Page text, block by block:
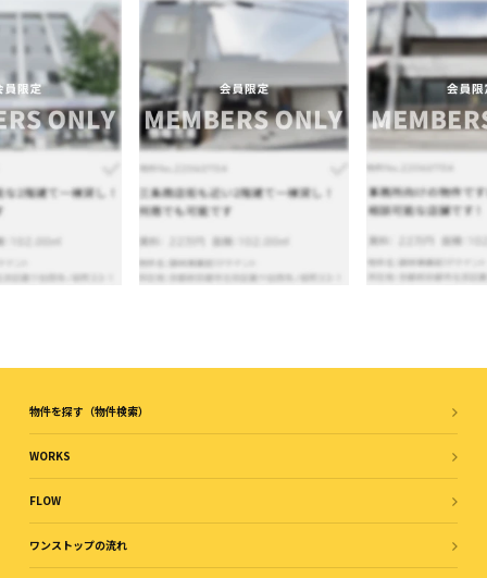
物件を探す（物件検索）
WORKS
FLOW
ワンストップの流れ